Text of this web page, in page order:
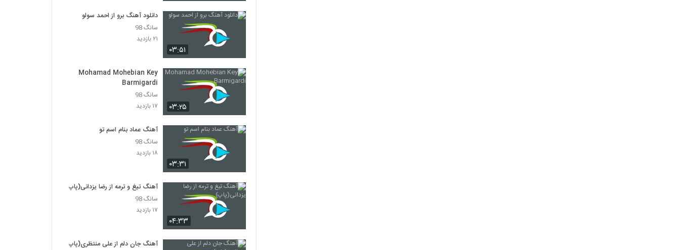
Makichi Khar
۱,۱۰۳ بازدید
ترانه
۷۱۲ بازدید
دانلود آهنگ مجید ترکاش بگم یا نگم
۴۳۹ بازدید
موزیک زیبای خواب از مجید تقی زاده
Majid Taghizadeh Delbari To
۳۷۹ بازدید
آهنگ مجید سلطانی بنام ماه من
۵۵۴ بازدید
۰۳:۵۱
دانلود آهنگ برو از احمد سولو
سانگ 98
۲۱ بازدید
۰۳:۲۵
Mohamad Mohebian Key
Barmigardi
سانگ 98
۱۷ بازدید
۰۳:۳۱
آهنگ عماد بنام اسم تو
سانگ 98
۱۸ بازدید
۰۴:۳۳
آهنگ تیغ و ترمه از رضا یزدانی(پاپ)
سانگ 98
۱۷ بازدید
آهنگ جان دلم از علی منتظری(پاپ)